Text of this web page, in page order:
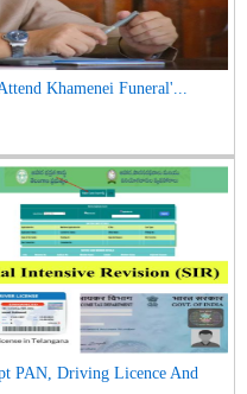
Khamenei Funeral'...
PAN, Driving Licence And